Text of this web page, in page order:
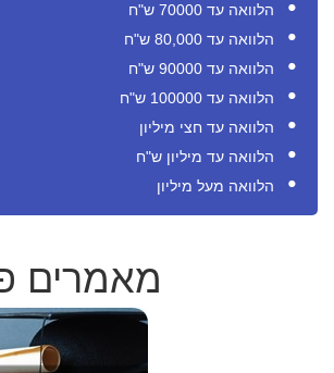
הלוואה עד 70000 ש"ח
הלוואה עד 80,000 ש"ח
הלוואה עד 90000 ש"ח
הלוואה עד 100000 ש"ח
הלוואה עד חצי מיליון
הלוואה עד מיליון ש"ח
הלוואה מעל מיליון
מאמרים